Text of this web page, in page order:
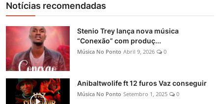
Notícias recomendadas
Stenio Trey lança nova música
“Conexão” com produç...
Música No Ponto Abril 9, 2026 0
Anibaltwolife ft 12 furos Vaz conseguir
Música No Ponto Setembro 1, 2025 0